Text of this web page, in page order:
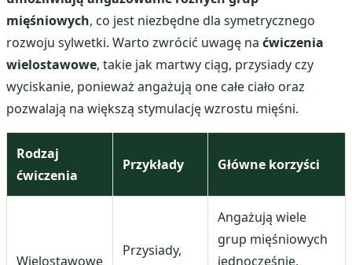
mięśniowych, co jest niezbędne dla symetrycznego
rozwoju sylwetki. Warto zwrócić uwagę na ćwiczenia
wielostawowe, takie jak martwy ciąg, przysiady czy
wyciskanie, ponieważ angażują one całe ciało oraz
pozwalają na większą stymulację wzrostu mięśni.
Rodzaj
ćwiczenia
Przykłady Główne korzyści
Wielostawowe
Przysiady,
Angażują wiele
grup mięśniowych
jednocześnie,